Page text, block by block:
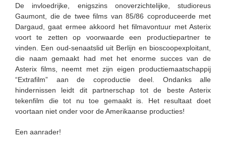
De invloedrijke, enigszins onoverzichtelijke, studioreus
Gaumont, die de twee films van 85/86 coproduceerde met
Dargaud, gaat ermee akkoord het filmavontuur met Asterix
voort te zetten op voorwaarde een productiepartner te
vinden. Een oud-senaatslid uit Berlijn en bioscoopexploitant,
die naam gemaakt had met het enorme succes van de
Asterix films, neemt met zijn eigen productiemaatschappij
“Extrafilm” aan de coproductie deel. Ondanks alle
hindernissen leidt dit partnerschap tot de beste Asterix
tekenfilm die tot nu toe gemaakt is. Het resultaat doet
voortaan niet onder voor de Amerikaanse producties!
Een aanrader!